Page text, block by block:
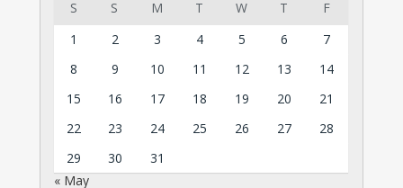
S S M T W T
F
1
2 3 4 5 6
7
8
9 10 11 12 13
14
15
16 17 18 19 20
21
22
23 24 25 26 27
28
29
30
31
« May